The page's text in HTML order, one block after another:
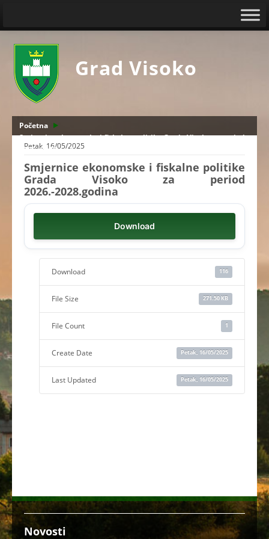
Grad Visoko
Početna
Smjernice ekonomske i fiskalne politike Grada Visoko za period
2026.-2028.godina
Petak, 16/05/2025
Smjernice ekonomske i fiskalne politike
Grada Visoko za period
2026.-2028.godina
Download
Download 116
File Size 271.50 KB
File Count 1
Create Date Petak, 16/05/2025
Last Updated Petak, 16/05/2025
Novosti